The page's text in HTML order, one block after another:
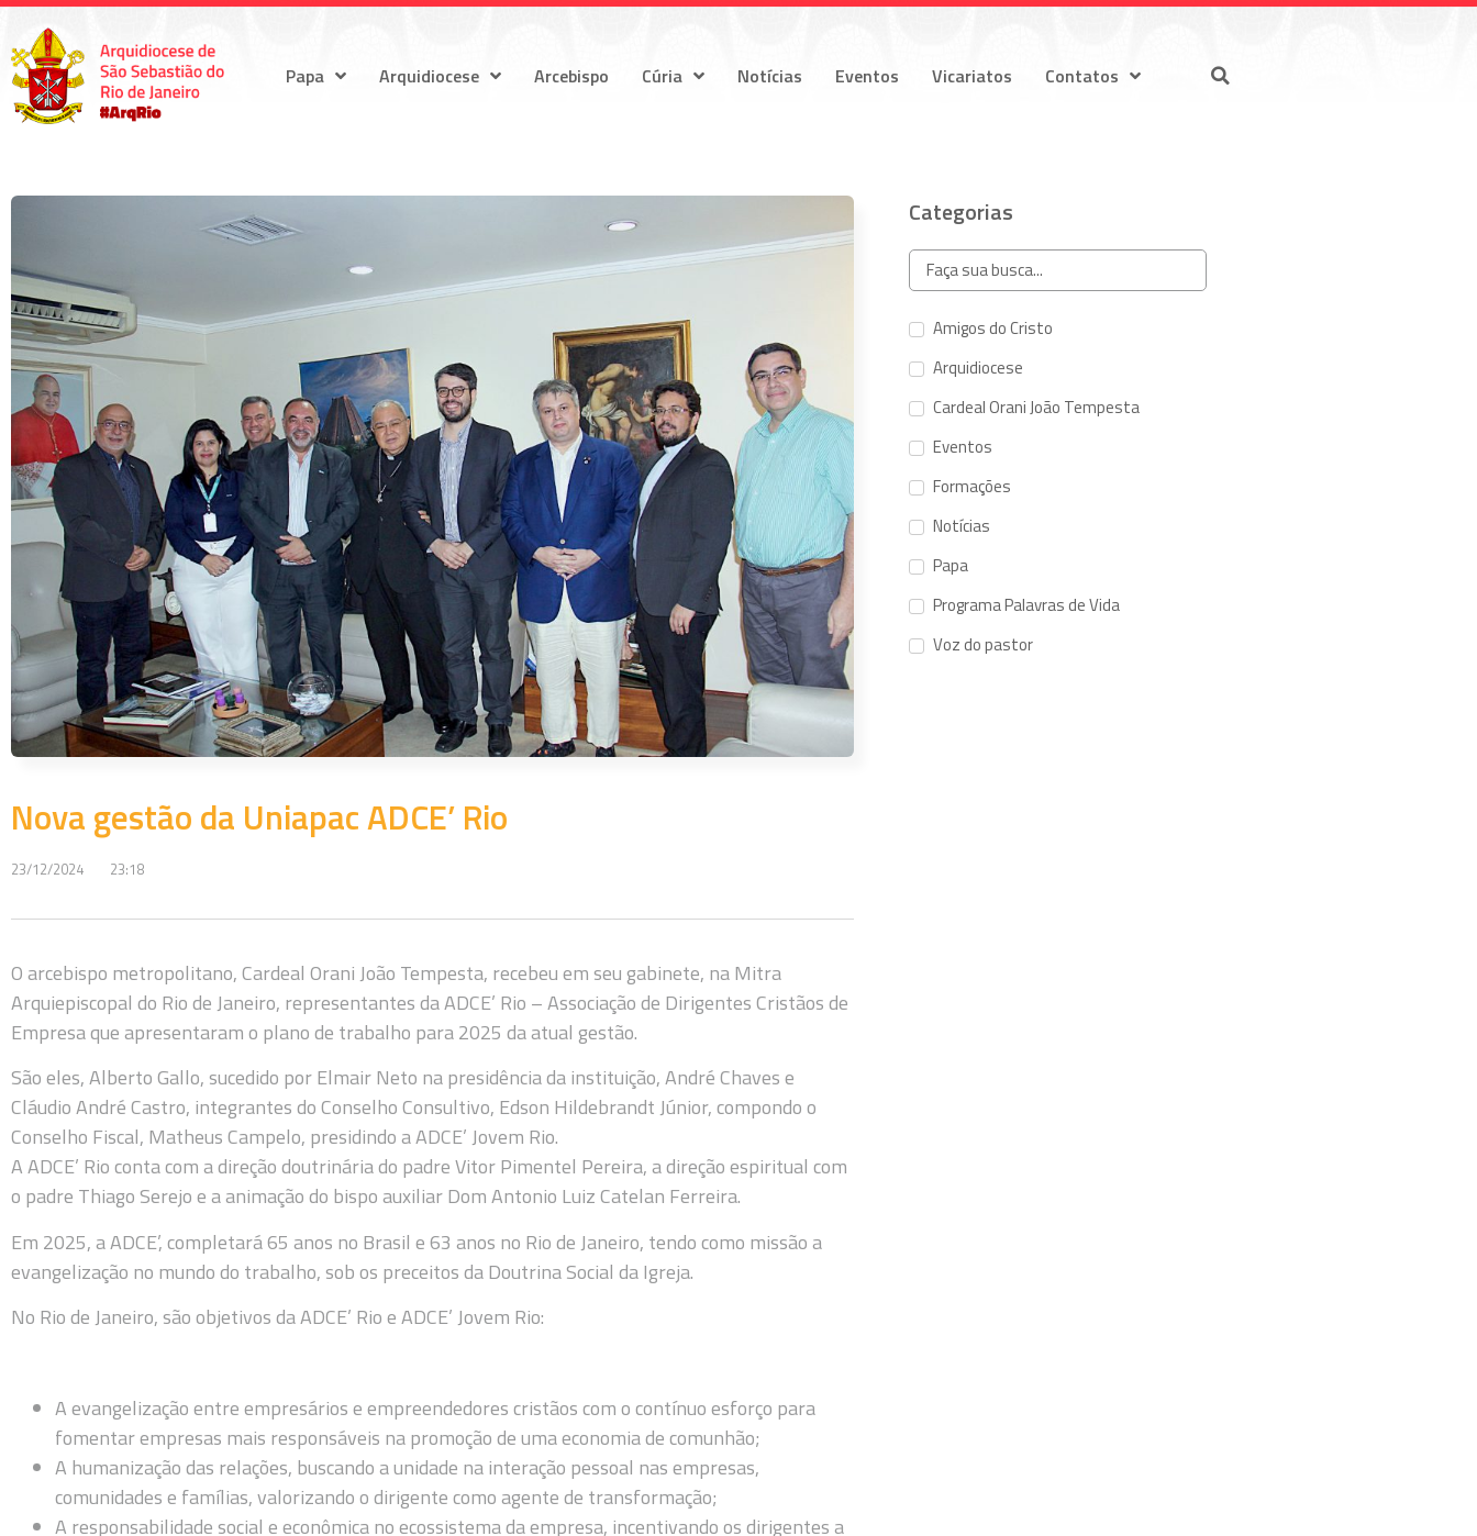
Papa Arquidiocese Arcebispo Cúria Notícias Eventos Vicariatos Contatos
Nova gestão da Uniapac ADCE’ Rio
23/12/2024 23:18
O arcebispo metropolitano, Cardeal Orani João Tempesta, recebeu em seu gabinete, na Mitra
Arquiepiscopal do Rio de Janeiro, representantes da ADCE’ Rio – Associação de Dirigentes Cristãos de
Empresa que apresentaram o plano de trabalho para 2025 da atual gestão.
São eles, Alberto Gallo, sucedido por Elmair Neto na presidência da instituição, André Chaves e
Cláudio André Castro, integrantes do Conselho Consultivo, Edson Hildebrandt Júnior, compondo o
Conselho Fiscal, Matheus Campelo, presidindo a ADCE’ Jovem Rio.
A ADCE’ Rio conta com a direção doutrinária do padre Vitor Pimentel Pereira, a direção espiritual com
o padre Thiago Serejo e a animação do bispo auxiliar Dom Antonio Luiz Catelan Ferreira.
Em 2025, a ADCE’, completará 65 anos no Brasil e 63 anos no Rio de Janeiro, tendo como missão a
evangelização no mundo do trabalho, sob os preceitos da Doutrina Social da Igreja.
No Rio de Janeiro, são objetivos da ADCE’ Rio e ADCE’ Jovem Rio:
A evangelização entre empresários e empreendedores cristãos com o contínuo esforço para
fomentar empresas mais responsáveis na promoção de uma economia de comunhão;
A humanização das relações, buscando a unidade na interação pessoal nas empresas,
comunidades e famílias, valorizando o dirigente como agente de transformação;
A responsabilidade social e econômica no ecossistema da empresa, incentivando os dirigentes a
Categorias
Amigos do Cristo
Arquidiocese
Cardeal Orani João Tempesta
Eventos
Formações
Notícias
Papa
Programa Palavras de Vida
Voz do pastor